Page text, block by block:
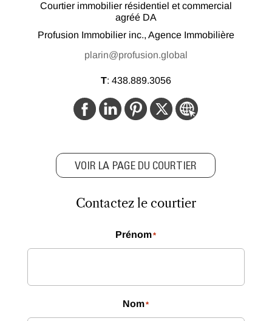
Courtier immobilier résidentiel et commercial
agréé DA
Profusion Immobilier inc., Agence Immobilière
plarin@profusion.global
T: 438.889.3056
VOIR LA PAGE DU COURTIER
Contactez le courtier
Prénom*
Nom*